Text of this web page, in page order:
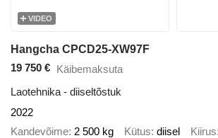
VIDEO
Hangcha CPCD25-XW97F
19 750 € Käibemaksuta
Laotehnika - diiseltõstuk
2022
Kandevõime 2 500 kg Kütus diisel Kiirus